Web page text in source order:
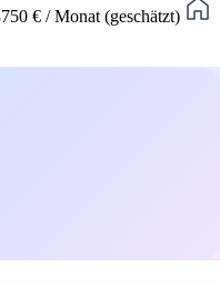
€ / Monat (geschätzt)